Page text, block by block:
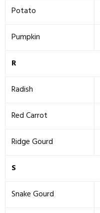
Potato
Pumpkin
R
Radish
Red Carrot
Ridge Gourd
S
Snake Gourd